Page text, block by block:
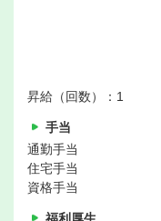
昇給（回数）：1
手当
通勤手当
住宅手当
資格手当